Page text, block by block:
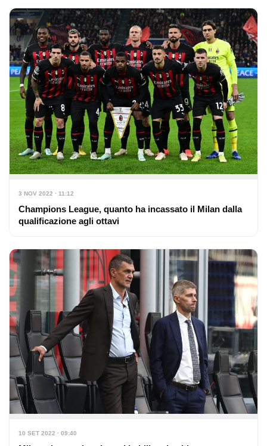
3 NOV 2022 · 11:12
Champions League, quanto ha incassato il Milan dalla
qualificazione agli ottavi
10 SET 2022 · 09:40